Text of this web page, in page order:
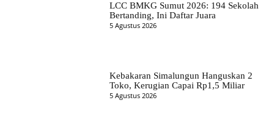
LCC BMKG Sumut 2026: 194 Sekolah
Bertanding, Ini Daftar Juara
5 Agustus 2026
Kebakaran Simalungun Hanguskan 2
Toko, Kerugian Capai Rp1,5 Miliar
5 Agustus 2026